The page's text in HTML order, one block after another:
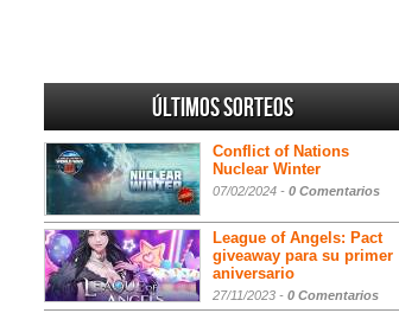
Últimos sorteos
Conflict of Nations
Nuclear Winter
07/02/2024 - 0 Comentarios
League of Angels: Pact
giveaway para su primer
aniversario
27/11/2023 - 0 Comentarios